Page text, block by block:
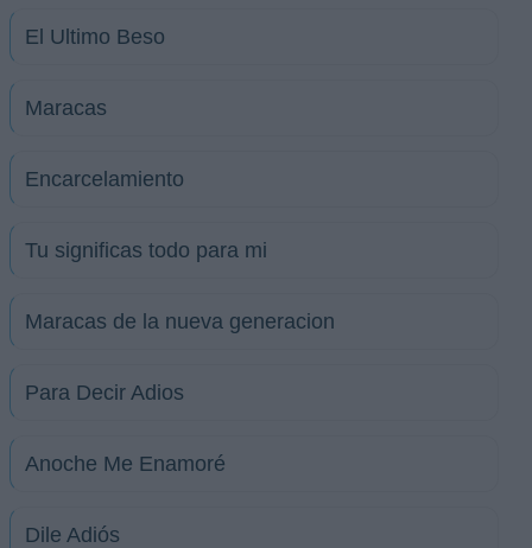
El Ultimo Beso
Maracas
Encarcelamiento
Tu significas todo para mi
Maracas de la nueva generacion
Para Decir Adios
Anoche Me Enamoré
Dile Adiós